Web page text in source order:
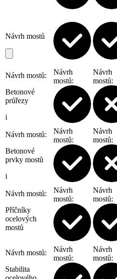
Návrh mostů
Návrh mostů:
Betonové
průřezy
i
Návrh
mostů:
Návrh
mostů:
Návrh mostů:
Betonové
prvky mostů
i
Návrh
mostů:
Návrh
mostů:
Návrh mostů:
Příčníky
ocelových
mostů
Návrh
mostů:
Návrh
mostů:
Návrh mostů:
Stabilita
Návrh
mostů:
Návrh
mostů: